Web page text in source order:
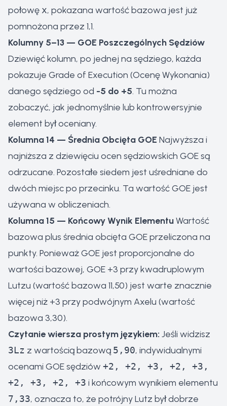
połowę x, pokazana wartość bazowa jest już
pomnożona przez 1,1.
Kolumny 5–13 — GOE Poszczególnych Sędziów
Dziewięć kolumn, po jednej na sędziego, każda
pokazuje Grade of Execution (Ocenę Wykonania)
danego sędziego od -5 do +5. Tu można
zobaczyć, jak jednomyślnie lub kontrowersyjnie
element był oceniany.
Kolumna 14 — Średnia Obcięta GOE Najwyższa i
najniższa z dziewięciu ocen sędziowskich GOE są
odrzucane. Pozostałe siedem jest uśredniane do
dwóch miejsc po przecinku. Ta wartość GOE jest
używana w obliczeniach.
Kolumna 15 — Końcowy Wynik ElementuWartość
bazowa plus średnia obcięta GOE przeliczona na
punkty. Ponieważ GOE jest proporcjonalne do
wartości bazowej, GOE +3 przy kwadruplowym
Lutzu (wartość bazowa 11,50) jest warte znacznie
więcej niż +3 przy podwójnym Axelu (wartość
bazowa 3,30).
Czytanie wiersza prostym językiem: Jeśli widzisz
3Lz z wartością bazową 5,90, indywidualnymi
ocenami GOE sędziów +2, +2, +3, +2, +3,
+2, +3, +2, +3 i końcowym wynikiem elementu
7,33, oznacza to, że potrójny Lutz był dobrze